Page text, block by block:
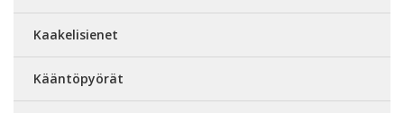
Kaakelisienet
Kääntöpyörät